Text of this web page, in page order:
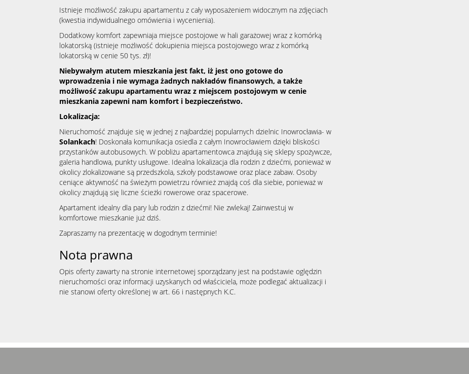
Istnieje możliwość zakupu apartamentu z cały wyposażeniem widocznym na zdjęciach
(kwestia indywidualnego omówienia i wycenienia).
Dodatkowy komfort zapewniaja miejsce postojowe w hali garażowej wraz z komórką
lokatorską (istnieje możliwość dokupienia miejsca postojowego wraz z komórką
lokatorską w cenie 50 tys. zł)!
Niebywałym atutem mieszkania jest fakt, iż jest ono gotowe do
wprowadzenia i nie wymaga żadnych nakładów finansowych, a także
możliwość zakupu apartamentu wraz z miejscem postojowym w cenie
mieszkania zapewni nam komfort i bezpieczeństwo.
Lokalizacja:
Nieruchomość znajduje się w jednej z najbardziej popularnych dzielnic Inowrocławia- w
Solankach! Doskonała komunikacja osiedla z całym Inowrocławiem dzięki bliskości
przystanków autobusowych. W pobliżu apartamentowca znajdują się sklepy spożywcze,
galeria handlowa, punkty usługowe. Idealna lokalizacja dla rodzin z dziećmi, ponieważ w
okolicy zlokalizowane są przedszkola, szkoły podstawowe oraz place zabaw. Osoby
ceniące aktywność na świeżym powietrzu również znajdą coś dla siebie, ponieważ w
okolicy znajdują się liczne ścieżki rowerowe oraz spacerowe.
Apartament idealny dla pary lub rodzin z dziećmi! Nie zwlekaj! Zainwestuj w
komfortowe mieszkanie już dziś.
Zapraszamy na prezentację w dogodnym terminie!
Nota prawna
Opis oferty zawarty na stronie internetowej sporządzany jest na podstawie oględzin
nieruchomości oraz informacji uzyskanych od właściciela, może podlegać aktualizacji i
nie stanowi oferty określonej w art. 66 i następnych K.C.